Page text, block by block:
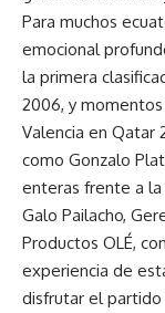
Para muchos
emocional
la primera
2006, y
Valencia en Qatar
como Gonzalo
enteras frente a
Galo Pailacho,
Productos OLÉ,
experiencia de
disfrutar el partido